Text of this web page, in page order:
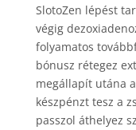
SlotoZen lépést
végig
folyamatos
bónusz rétegez
megállapít utána
készpénzt tesz a
passzol áthelyez